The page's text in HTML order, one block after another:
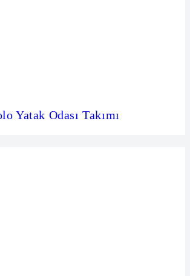
Yatak Odası Takımı